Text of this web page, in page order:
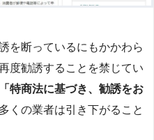
を断っているにもかかわら
度勧誘することを禁じてい
「特商法に基づき、勧誘をお
くの業者は引き下がること